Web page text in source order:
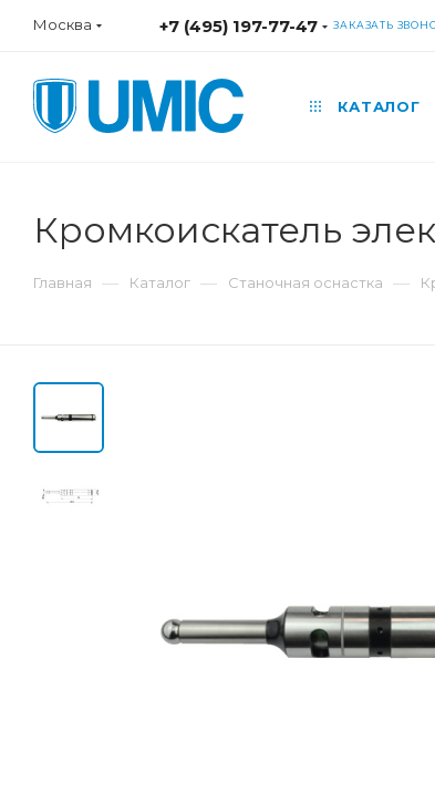
Москва +7 (495) 197-77-47 ЗАКАЗАТЬ
КАТАЛОГ
Кромкоискатель
Главная — Каталог — Станочная оснастка —